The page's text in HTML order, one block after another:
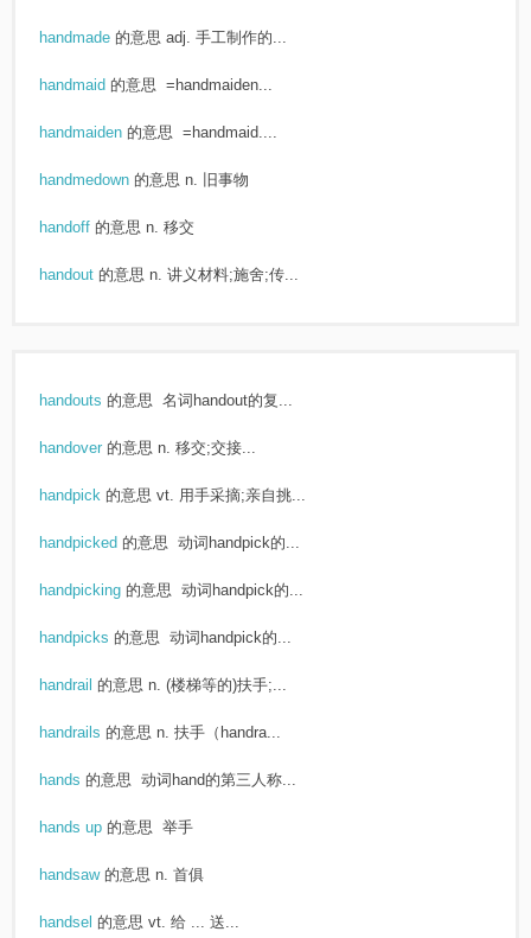
handmade 的意思 adj. 手工制作的...
handmaid 的意思 =handmaiden...
handmaiden 的意思 =handmaid....
handmedown 的意思 n. 旧事物
handoff 的意思 n. 移交
handout 的意思 n. 讲义材料;施舍;传...
handouts 的意思 名词handout的复...
handover 的意思 n. 移交;交接...
handpick 的意思 vt. 用手采摘;亲自挑...
handpicked 的意思 动词handpick的...
handpicking 的意思 动词handpick的...
handpicks 的意思 动词handpick的...
handrail 的意思 n. (楼梯等的)扶手;...
handrails 的意思 n. 扶手（handra...
hands 的意思 动词hand的第三人称...
hands up 的意思 举手
handsaw 的意思 n. 首俱
handsel 的意思 vt. 给 ... 送...